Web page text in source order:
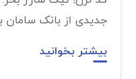
جدیدی از بانک سامان
بیشتر بخوانید